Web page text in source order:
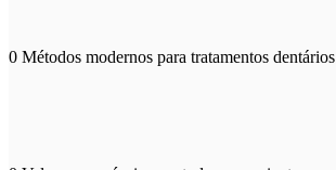
0 Métodos modernos para tratamentos dentários